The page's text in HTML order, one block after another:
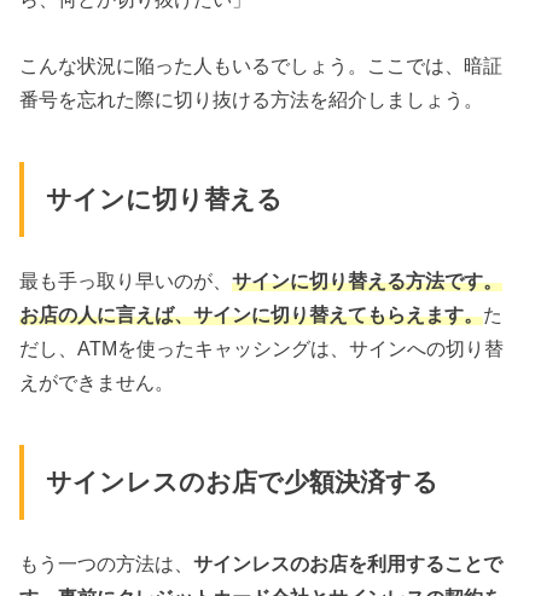
こんな状況に陥った人もいるでしょう。ここでは、暗証
番号を忘れた際に切り抜ける方法を紹介しましょう。
サインに切り替える
最も手っ取り早いのが、サインに切り替える方法です。
お店の人に言えば、サインに切り替えてもらえます。た
だし、ATMを使ったキャッシングは、サインへの切り替
えができません。
サインレスのお店で少額決済する
もう一つの方法は、サインレスのお店を利用することで